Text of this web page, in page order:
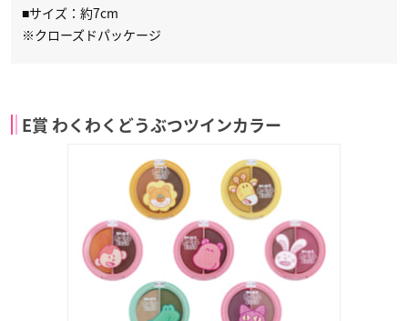
■サイズ：約7cm
※クローズドパッケージ
E賞 わくわくどうぶつツインカラー